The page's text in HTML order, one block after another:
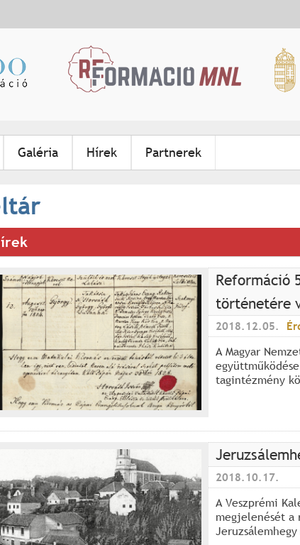
Galéria Hírek Partnerek
Reformáció
történetére
2018.12.05.
A Magyar
tagintézmény
2018.10.17.
A Veszprémi
megjelenését a